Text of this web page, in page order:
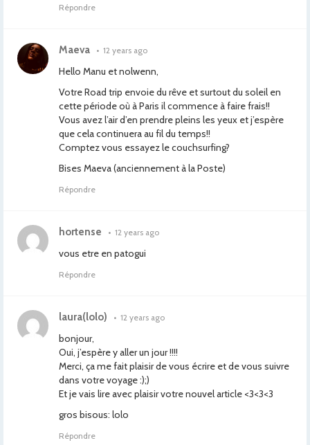
Répondre
Maeva • 12 years ago
Hello Manu et nolwenn,
Votre Road trip envoie du rêve et surtout du soleil en
cette période où à Paris il commence à faire frais!!
Vous avez l’air d’en prendre pleins les yeux et j’espère
que cela continuera au fil du temps!!
Comptez vous essayez le couchsurfing?
Bises Maeva (anciennement à la Poste)
Répondre
hortense • 12 years ago
vous etre en patogui
Répondre
laura(lolo) • 12 years ago
bonjour,
Oui, j’espère y aller un jour !!!!
Merci, ça me fait plaisir de vous écrire et de vous suivre
dans votre voyage :);)
Et je vais lire avec plaisir votre nouvel article <3<3<3
gros bisous: lolo
Répondre